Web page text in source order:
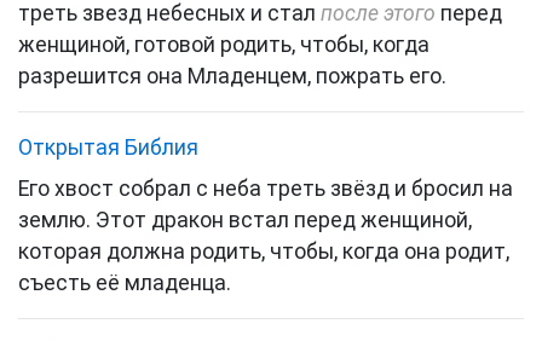
треть звезд небесных и стал после этого перед
женщиной, готовой родить, чтобы, когда
разрешится она Младенцем, пожрать его.
Открытая Библия
Его хвост собрал с неба треть звёзд и бросил на
землю. Этот дракон встал перед женщиной,
которая должна родить, чтобы, когда она родит,
съесть её младенца.